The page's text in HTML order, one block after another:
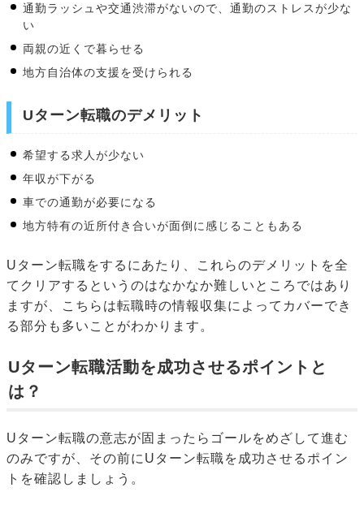
通勤ラッシュや交通渋滞がないので、通勤のストレスが少な
い
両親の近くで暮らせる
地方自治体の支援を受けられる
Uターン転職のデメリット
希望する求人が少ない
年収が下がる
車での通勤が必要になる
地方特有の近所付き合いが面倒に感じることもある
Uターン転職をするにあたり、これらのデメリットを全
てクリアするというのはなかなか難しいところではあり
ますが、こちらは転職時の情報収集によってカバーでき
る部分も多いことがわかります。
Uターン転職活動を成功させるポイントと
は？
Uターン転職の意志が固まったらゴールをめざして進む
のみですが、その前にUターン転職を成功させるポイン
トを確認しましょう。